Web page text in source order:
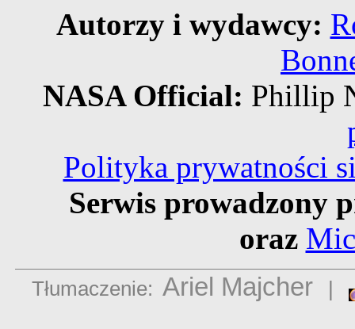
Autorzy i wydawcy:
NASA Official: Phillip
Polityka prywatności
Serwis prowadzony
oraz
Tłumaczenie: Ariel Majcher |